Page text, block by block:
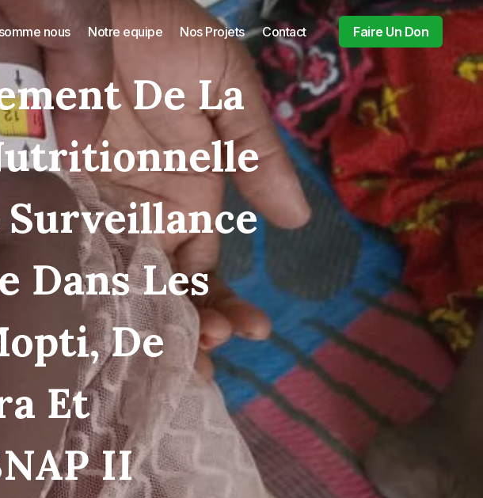
nous Notre equipe Nos Projets Contact Faire Un Don
De La
Surveillance
Dans Les
De
Et
II